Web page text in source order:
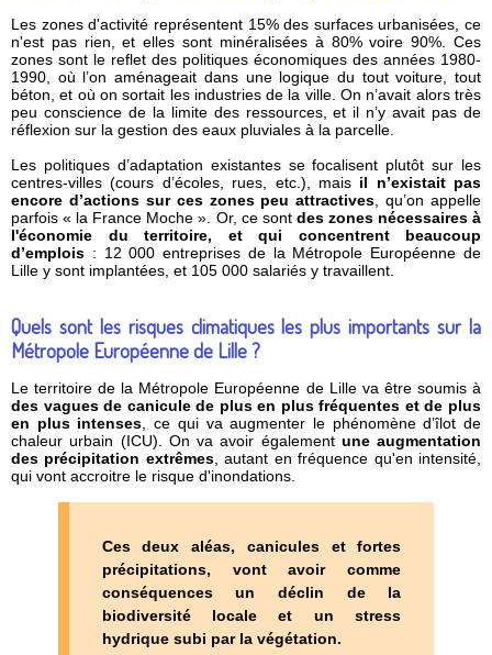
Les zones d'activité représentent 15% des surfaces urbanisées, ce
n'est pas rien, et elles sont minéralisées à 80% voire 90%. Ces
zones sont le reflet des politiques économiques des années 1980-
1990, où l’on aménageait dans une logique du tout voiture, tout
béton, et où on sortait les industries de la ville. On n’avait alors très
peu conscience de la limite des ressources, et il n’y avait pas de
réflexion sur la gestion des eaux pluviales à la parcelle.
Les politiques d’adaptation existantes se focalisent plutôt sur les
centres-villes (cours d’écoles, rues, etc.), maisil n’existait pas
encore d’actions sur ces zones peu attractives , qu’on appelle
parfois « la France Moche ». Or, ce sont des zones nécessaires à
l'économie du territoire, et qui concentrent beaucoup
d’emplois : 12 000 entreprises de la Métropole Européenne de
Lille y sont implantées, et 105 000 salariés y travaillent.
Quels sont les risques climatiques les plus importants sur la
Métropole Européenne de Lille ?
Le territoire de la Métropole Européenne de Lille va être soumis à
des vagues de canicule de plus en plus fréquentes et de plus
en plus intenses , ce qui va augmenter le phénomène d’îlot de
chaleur urbain (ICU). On va avoir également une augmentation
des précipitation extrêmes, autant en fréquence qu'en intensité,
qui vont accroitre le risque d'inondations.
Ces deux aléas, canicules et fortes
précipitations, vont avoir comme
conséquencesun déclin de la
biodiversité locale et un stress
hydrique subi par la végétation.